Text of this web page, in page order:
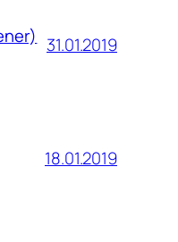
31.01.2019
18.01.2019